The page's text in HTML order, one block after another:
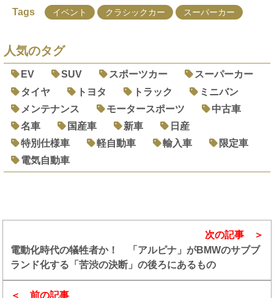
Tags イベント クラシックカー スーパーカー
人気のタグ
EV SUV スポーツカー
スーパーカー
タイヤ
トヨタ トラック
ミニバン
メンテナンス
モータースポーツ
中古車
名車
国産車 新車
日産
特別仕様車
軽自動車 輸入車
限定車
電気自動車
前の記事
次の記事
電動化時代の犠牲者か！ 「アルピナ」がBMWのサブブ
ランド化する「苦渋の決断」の後ろにあるもの